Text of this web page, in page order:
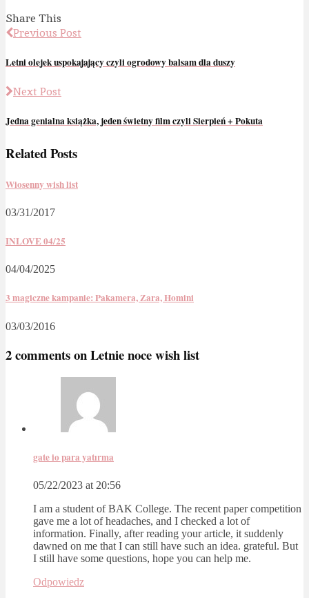
Share This
Previous Post
Letni olejek uspokajający czyli ogrodowy balsam dla duszy
Next Post
Jedna genialna książka, jeden świetny film czyli Sierpień + Pokuta
Related Posts
Wiosenny wish list
03/31/2017
INLOVE 04/25
04/04/2025
3 magiczne kampanie: Pakamera, Zara, Homini
03/03/2016
2 comments onLetnie noce wish list
gate io para yatırma
05/22/2023 at 20:56
I am a student of BAK College. The recent paper competition
gave me a lot of headaches, and I checked a lot of
information. Finally, after reading your article, it suddenly
dawned on me that I can still have such an idea. grateful. But
I still have some questions, hope you can help me.
Odpowiedz